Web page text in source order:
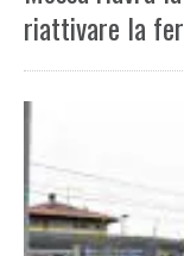
riattivare la